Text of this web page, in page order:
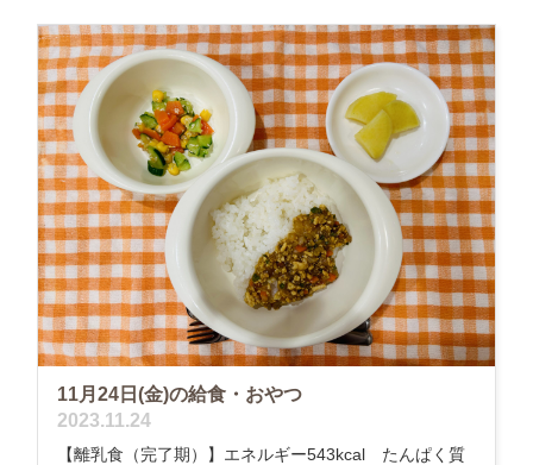
11月24日(金)の給食・おやつ
2023.11.24
【離乳食（完了期）】エネルギー543kcal たんぱく質